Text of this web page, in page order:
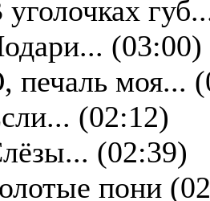
(03:00)
печаль моя...
(02:12)
(02:39)
пони